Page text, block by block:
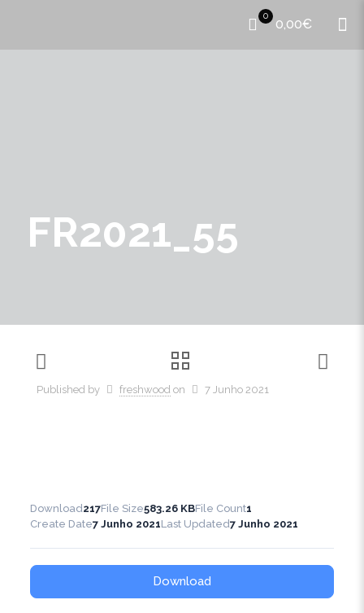
0
0,00€
FR2021_55
Published by freshwood on 7 Junho 2021
Download217File Size583.26 KBFile Count1
Create Date7 Junho 2021Last Updated7 Junho 2021
Download